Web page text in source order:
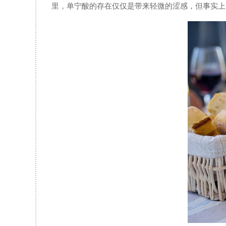
里，单宁酸的存在仅仅是带来轻微的涩感，但事实